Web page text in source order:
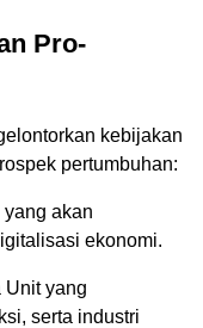
Pro-
kebijakan
pertumbuhan:
yang akan
ekonomi.
Unit yang
serta industri